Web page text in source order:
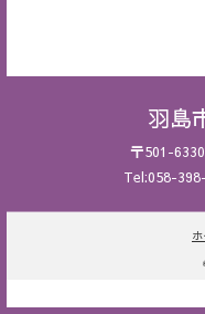
羽島
〒501-
Tel:058-